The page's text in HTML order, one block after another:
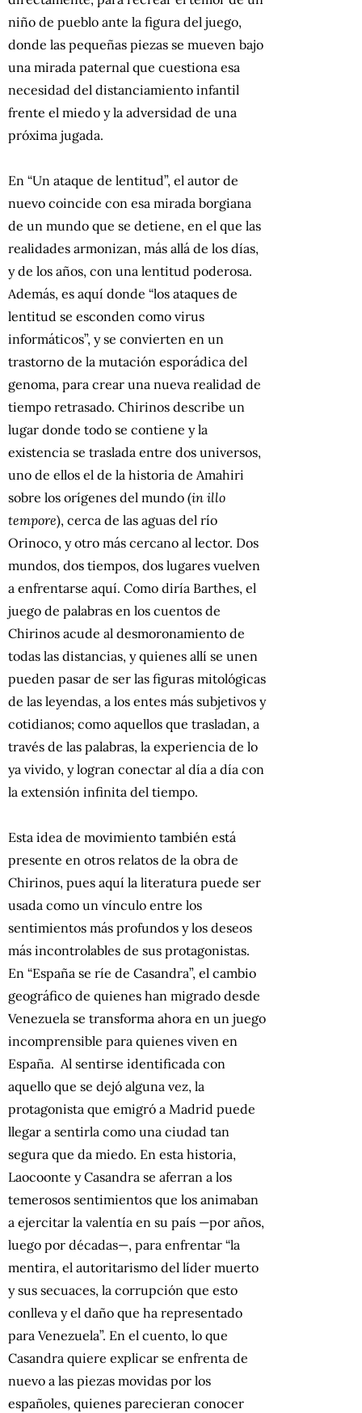
niño de pueblo ante la figura del juego,
donde las pequeñas piezas se mueven bajo
una mirada paternal que cuestiona esa
necesidad del distanciamiento infantil
frente el miedo y la adversidad de una
próxima jugada.
En “Un ataque de lentitud”, el autor de
nuevo coincide con esa mirada borgiana
de un mundo que se detiene, en el que las
realidades armonizan, más allá de los días,
y de los años, con una lentitud poderosa.
Además, es aquí donde “los ataques de
lentitud se esconden como virus
informáticos”, y se convierten en un
trastorno de la mutación esporádica del
genoma, para crear una nueva realidad de
tiempo retrasado. Chirinos describe un
lugar donde todo se contiene y la
existencia se traslada entre dos universos,
uno de ellos el de la historia de Amahiri
sobre los orígenes del mundo (in illo
tempore), cerca de las aguas del río
Orinoco, y otro más cercano al lector. Dos
mundos, dos tiempos, dos lugares vuelven
a enfrentarse aquí. Como diría Barthes, el
juego de palabras en los cuentos de
Chirinos acude al desmoronamiento de
todas las distancias, y quienes allí se unen
pueden pasar de ser las figuras mitológicas
de las leyendas, a los entes más subjetivos y
cotidianos; como aquellos que trasladan, a
través de las palabras, la experiencia de lo
ya vivido, y logran conectar al día a día con
la extensión infinita del tiempo.
Esta idea de movimiento también está
presente en otros relatos de la obra de
Chirinos, pues aquí la literatura puede ser
usada como un vínculo entre los
sentimientos más profundos y los deseos
más incontrolables de sus protagonistas.
En “España se ríe de Casandra”, el cambio
geográfico de quienes han migrado desde
Venezuela se transforma ahora en un juego
incomprensible para quienes viven en
España. Al sentirse identificada con
aquello que se dejó alguna vez, la
protagonista que emigró a Madrid puede
llegar a sentirla como una ciudad tan
segura que da miedo. En esta historia,
Laocoonte y Casandra se aferran a los
temerosos sentimientos que los animaban
a ejercitar la valentía en su país —por años,
luego por décadas—, para enfrentar “la
mentira, el autoritarismo del líder muerto
y sus secuaces, la corrupción que esto
conlleva y el daño que ha representado
para Venezuela”. En el cuento, lo que
Casandra quiere explicar se enfrenta de
nuevo a las piezas movidas por los
españoles, quienes parecieran conocer